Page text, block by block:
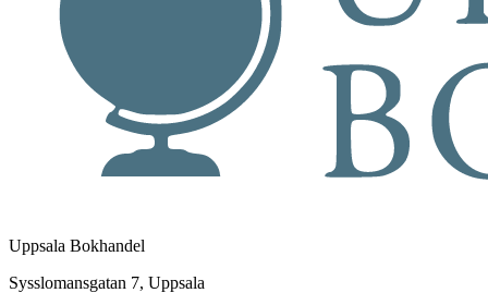
Uppsala Bokhandel
Sysslomansgatan 7, Uppsala